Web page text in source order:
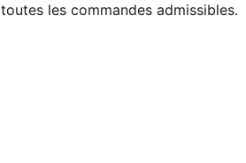
toutes les commandes admissibles.